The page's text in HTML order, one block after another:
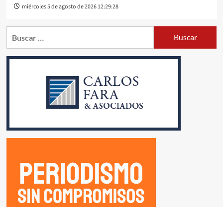
miércoles 5 de agosto de 2026 12:29:28